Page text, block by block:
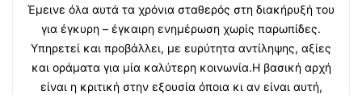
Έμεινε όλα αυτά τα χρόνια σταθερός στη διακήρυξή του
για έγκυρη – έγκαιρη ενημέρωση χωρίς παρωπίδες.
Υπηρετεί και προβάλλει, με ευρύτητα αντίληψης, αξίες
και οράματα για μία καλύτερη κοινωνία.Η βασική αρχή
είναι η κριτική στην εξουσία όποια κι αν είναι αυτή,